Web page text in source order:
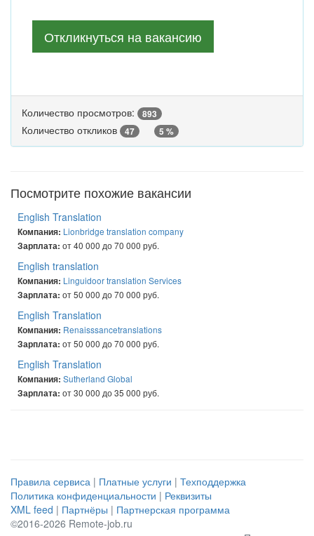
Откликнуться на вакансию
Количество просмотров: 893
Количество откликов 47 5 %
Посмотрите похожие вакансии
English Translation
Компания: Lionbridge translation company
Зарплата: от 40 000 до 70 000 руб.
English translation
Компания: Linguidoor translation Services
Зарплата: от 50 000 до 70 000 руб.
English Translation
Компания: Renaisssancetranslations
Зарплата: от 50 000 до 70 000 руб.
English Translation
Компания: Sutherland Global
Зарплата: от 30 000 до 35 000 руб.
Правила сервиса | Платные услуги | Техподдержка
Политика конфиденциальности | Реквизиты
XML feed | Партнёры | Партнерская программа
©2016-2026 Remote-job.ru